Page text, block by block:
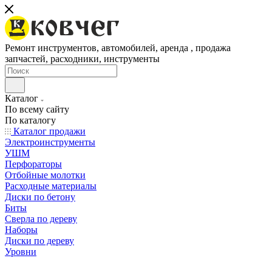
Ремонт инструментов, автомобилей, аренда , продажа
запчастей, расходники, инструменты
Каталог
По всему сайту
По каталогу
Каталог продажи
Электроинструменты
УШМ
Перфораторы
Отбойные молотки
Расходные материалы
Диски по бетону
Биты
Сверла по дереву
Наборы
Диски по дереву
Уровни